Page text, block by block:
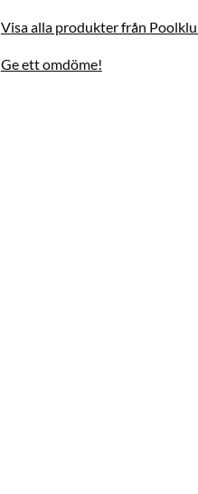
Visa alla produkter från
Ge ett omdöme!